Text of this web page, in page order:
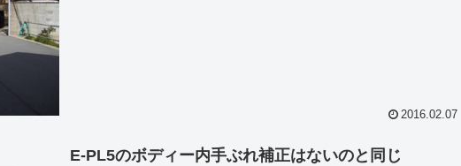
2016.02.07
E-PL5のボディー内手ぶれ補正はないのと同じ